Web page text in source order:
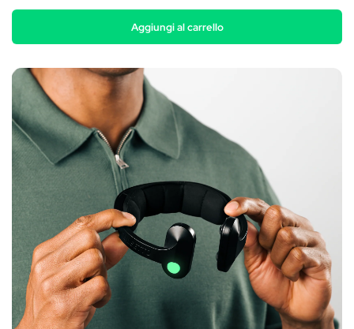
Aggiungi al carrello